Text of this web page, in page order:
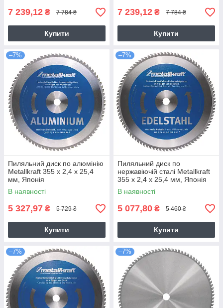
7 239,12 ₴ 7 784 ₴
Купити
7 239,12 ₴ 7 784 ₴
Купити
–7%
Пиляльний диск по алюмінію
Metallkraft 355 x 2,4 x 25,4
мм, Японія
В наявності
5 327,97 ₴ 5 729 ₴
Купити
–7%
Пиляльний диск по
нержавіючій сталі Metallkraft
355 x 2,4 x 25,4 мм, Японія
В наявності
5 077,80 ₴ 5 460 ₴
Купити
–7% –7%